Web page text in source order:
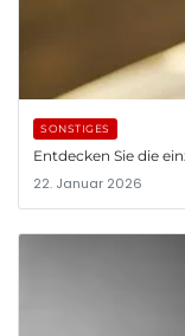
SONSTIGES
Entdecken Sie die
22. Januar 2026